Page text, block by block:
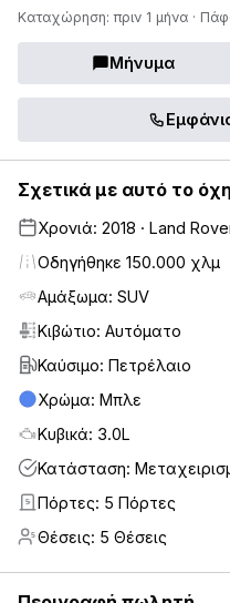
Καταχώρηση: πριν 1 μήνα ·
Μήνυμα
Σχετικά με αυτό το
Χρονιά: 2018 · Land
Οδηγήθηκε 150.000 χλμ
Αμάξωμα: SUV
Κιβώτιο: Αυτόματο
Καύσιμο: Πετρέλαιο
Χρώμα: Μπλε
Κυβικά: 3.0L
Κατάσταση:
5 Πόρτες: 5 Πόρτες
5 Θέσεις: 5 Θέσεις